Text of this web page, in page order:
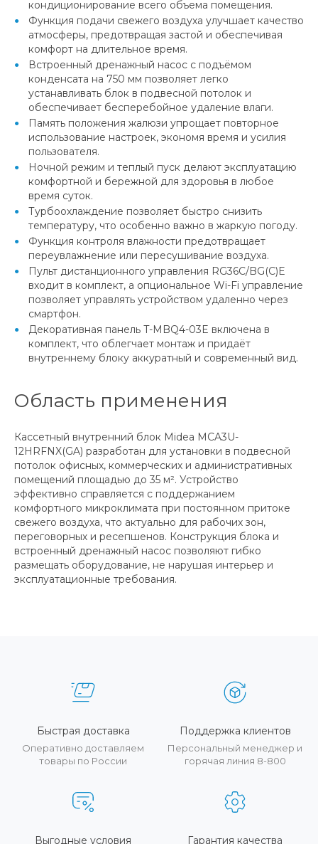
кондиционирование всего объема помещения.
Функция подачи свежего воздуха улучшает качество
атмосферы, предотвращая застой и обеспечивая
комфорт на длительное время.
Встроенный дренажный насос с подъёмом
конденсата на 750 мм позволяет легко
устанавливать блок в подвесной потолок и
обеспечивает бесперебойное удаление влаги.
Память положения жалюзи упрощает повторное
использование настроек, экономя время и усилия
пользователя.
Ночной режим и теплый пуск делают эксплуатацию
комфортной и бережной для здоровья в любое
время суток.
Турбоохлаждение позволяет быстро снизить
температуру, что особенно важно в жаркую погоду.
Функция контроля влажности предотвращает
переувлажнение или пересушивание воздуха.
Пульт дистанционного управления RG36C/BG(C)E
входит в комплект, а опциональное Wi-Fi управление
позволяет управлять устройством удаленно через
смартфон.
Декоративная панель T-MBQ4-03E включена в
комплект, что облегчает монтаж и придаёт
внутреннему блоку аккуратный и современный вид.
Область применения
Кассетный внутренний блок Midea MCA3U-
12HRFNX(GA) разработан для установки в подвесной
потолок офисных, коммерческих и административных
помещений площадью до 35 м². Устройство
эффективно справляется с поддержанием
комфортного микроклимата при постоянном притоке
свежего воздуха, что актуально для рабочих зон,
переговорных и ресепшенов. Конструкция блока и
встроенный дренажный насос позволяют гибко
размещать оборудование, не нарушая интерьер и
эксплуатационные требования.
Быстрая доставка
Оперативно доставляем
товары по России
Поддержка клиентов
Персональный менеджер и
горячая линия 8-800
Выгодные условия Гарантия качества